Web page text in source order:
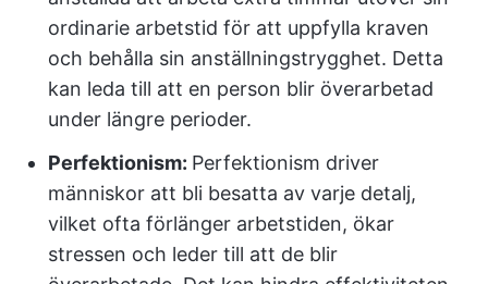
ordinarie arbetstid för att uppfylla kraven
och behålla sin anställningstrygghet. Detta
kan leda till att en person blir överarbetad
under längre perioder.
Perfektionism: Perfektionism driver
människor att bli besatta av varje detalj,
vilket ofta förlänger arbetstiden, ökar
stressen och leder till att de blir